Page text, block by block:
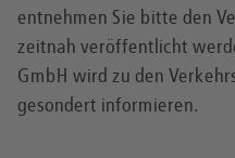
entnehmen Sie bitte den
zeitnah veröffentlicht
GmbH wird zu den
gesondert informieren.